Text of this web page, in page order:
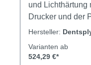
und Lichthärtung
Drucker und der
Processing Unit).
Nachbearbeitung
Hersteller:
Varianten ab
524,29 €*